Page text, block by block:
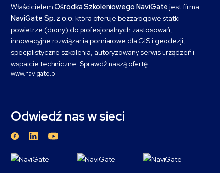
Właścicielem Ośrodka Szkoleniowego NaviGate jest firma
NaviGate Sp. z o.o. która oferuje bezzałogowe statki
powietrze (drony) do profesjonalnych zastosowań,
innowacyjne rozwiązania pomiarowe dla GIS i geodezji,
specjalistyczne szkolenia, autoryzowany serwis urządzeń i
wsparcie techniczne. Sprawdź naszą ofertę:
www.navigate.pl
Odwiedź nas w sieci